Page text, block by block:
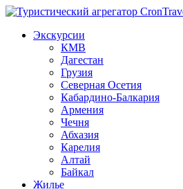
Экскурсии
КМВ
Дагестан
Грузия
Северная Осетия
Кабардино-Балкария
Армения
Чечня
Абхазия
Карелия
Алтай
Байкал
Жилье